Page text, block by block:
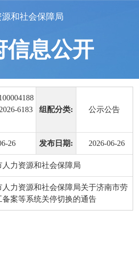
和社会保障局
信息公开
6183
组配分类: 公示公告
26 发布日期: 2026-06-26
人力资源和社会保障局
人力资源和社会保障局关于济南市劳
备案等系统关停切换的通告